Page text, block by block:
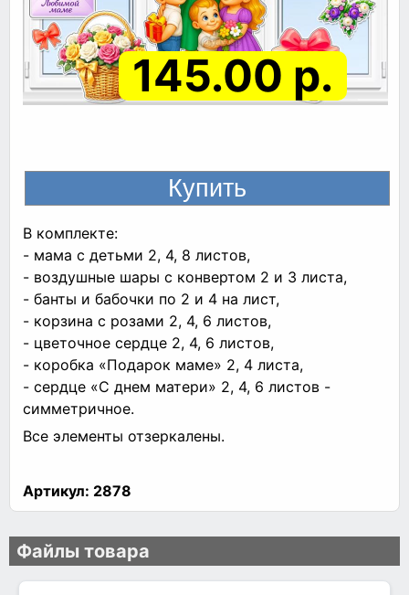
145.00 р.
В комплекте:
- мама с детьми 2, 4, 8 листов,
- воздушные шары с конвертом 2 и 3 листа,
- банты и бабочки по 2 и 4 на лист,
- корзина с розами 2, 4, 6 листов,
- цветочное сердце 2, 4, 6 листов,
- коробка «Подарок маме» 2, 4 листа,
- сердце «С днем матери» 2, 4, 6 листов -
симметричное.
Все элементы отзеркалены.
Артикул: 2878
Файлы товара